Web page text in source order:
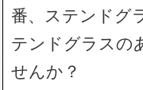
番、ステンドグ
テンドグラスの
せんか？